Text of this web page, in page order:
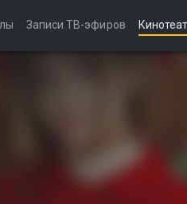
Записи ТВ-эфиров